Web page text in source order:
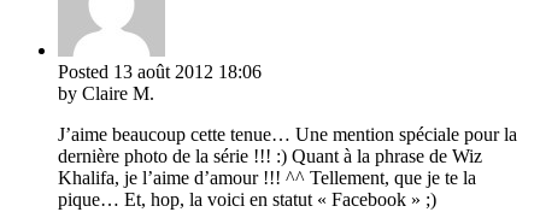
Posted 13 août 2012 18:06
by Claire M.
J’aime beaucoup cette tenue… Une mention spéciale pour la
dernière photo de la série !!! :) Quant à la phrase de Wiz
Khalifa, je l’aime d’amour !!! ^^ Tellement, que je te la
pique… Et, hop, la voici en statut « Facebook » ;)